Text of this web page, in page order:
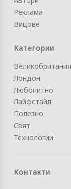
Реклама
Вицове
Категории
Великобритания
Лондон
Любопитно
Лайфстайл
Полезно
Свят
Технологии
Контакти